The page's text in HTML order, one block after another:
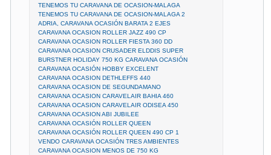
TENEMOS TU CARAVANA DE OCASION-MALAGA
TENEMOS TU CARAVANA DE OCASION-MALAGA 2
ADRIA, CARAVANA OCASIÓN BARATA 2 EJES
CARAVANA OCASION ROLLER JAZZ 490 CP
CARAVANA OCASION ROLLER FIESTA 360 DD
CARAVANA OCASION CRUSADER ELDDIS SUPER
BURSTNER HOLIDAY 750 KG CARAVANA OCASIÓN
CARAVANA OCASIÓN HOBBY EXCELENT
CARAVANA OCASION DETHLEFFS 440
CARAVANA OCASION DE SEGUNDAMANO
CARAVANA OCASION CARAVELAIR BAHIA 460
CARAVANA OCASION CARAVELAIR ODISEA 450
CARAVANA OCASION ABI JUBILEE
CARAVANA OCASIÓN ROLLER QUEEN
CARAVANA OCASIÓN ROLLER QUEEN 490 CP 1
VENDO CARAVANA OCASIÓN TRES AMBIENTES
CARAVANA OCASION MENOS DE 750 KG